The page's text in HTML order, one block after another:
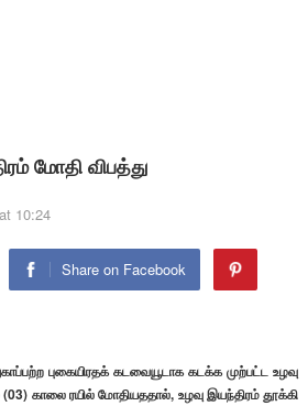
மோதி விபத்து
10:24
Share on Facebook
புகையிரதக் கடவையூடாக கடக்க முற்பட்ட உழவு
காலை ரயில் மோதியததால், உழவு இயந்திரம் தூக்கி